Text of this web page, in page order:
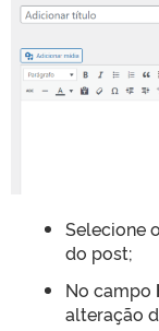
Selecione
do post;
No campo
alteração